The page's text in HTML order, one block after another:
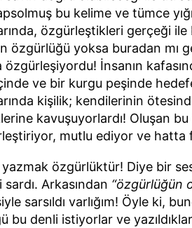
bu kelime ve tümce
özgürleştikleri gerçeği
özgürlüğü yoksa buradan mı
özgürleşiyordu! İnsanın
ve bir kurgu peşinde
kişilik; kendilerinin
kavuşuyorlardı! Oluşan
mutlu ediyor ve hatta
özgürlüktür! Diye bir
Arkasından “özgürlüğün
sarsıldı varlığım! Öyle ki,
bu denli istiyorlar ve